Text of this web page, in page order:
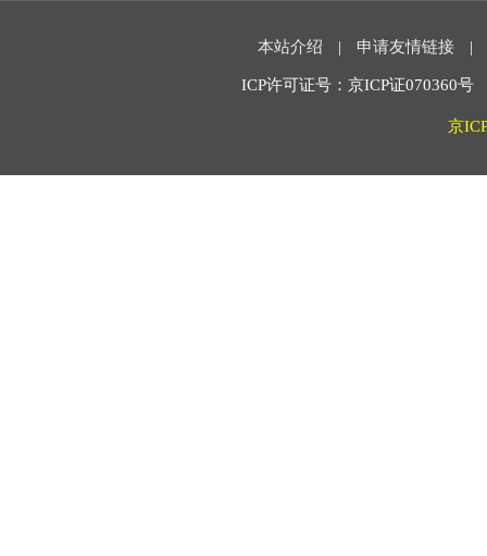
本站介绍 | 申请友情链接 |
ICP许可证号：京ICP证070360
京